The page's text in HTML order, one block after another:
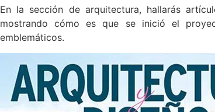
En la sección de arquitectura, hallarás
mostrando cómo es que se inició el
emblemáticos.